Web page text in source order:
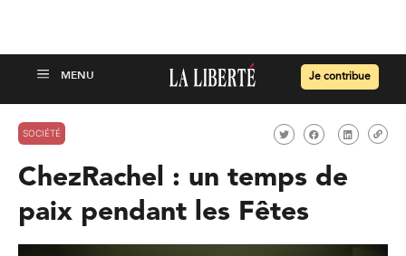
Je contribue
SOCIÉTÉ
ChezRachel : un temps de
paix pendant les Fêtes